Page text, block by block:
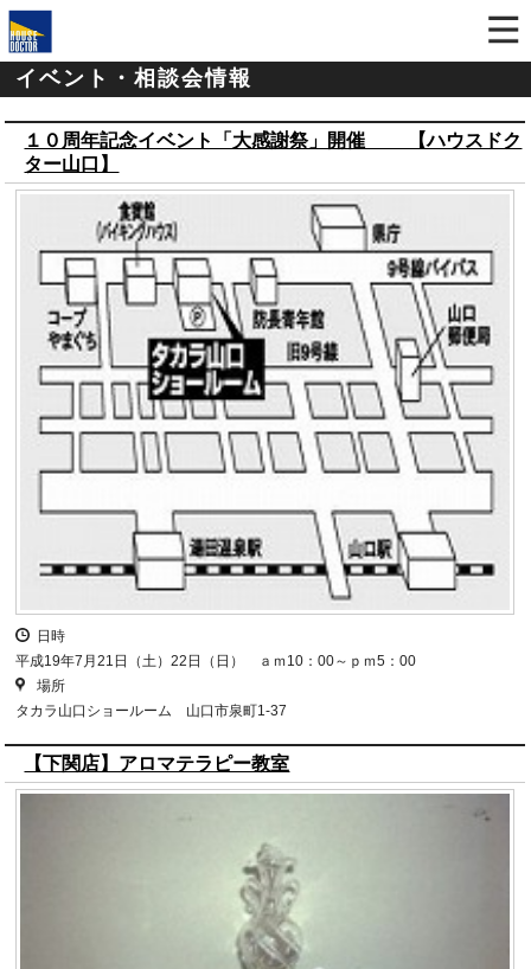
イベント・相談会情報
１０周年記念イベント「大感謝祭」開催 【ハウスドク
ター山口】
日時
平成19年7月21日（土）22日（日） ａｍ10：00～ｐｍ5：00
場所
タカラ山口ショールーム 山口市泉町1-37
【下関店】アロマテラピー教室